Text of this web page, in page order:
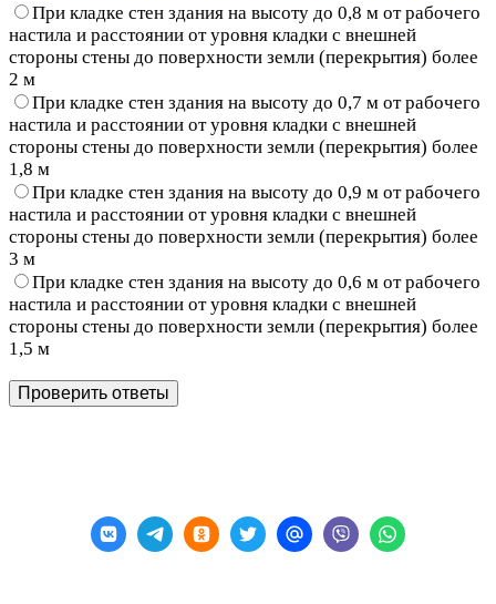
При кладке стен здания на высоту до 0,8 м от рабочего
настила и расстоянии от уровня кладки с внешней
стороны стены до поверхности земли (перекрытия) более
2 м
При кладке стен здания на высоту до 0,7 м от рабочего
настила и расстоянии от уровня кладки с внешней
стороны стены до поверхности земли (перекрытия) более
1,8 м
При кладке стен здания на высоту до 0,9 м от рабочего
настила и расстоянии от уровня кладки с внешней
стороны стены до поверхности земли (перекрытия) более
3 м
При кладке стен здания на высоту до 0,6 м от рабочего
настила и расстоянии от уровня кладки с внешней
стороны стены до поверхности земли (перекрытия) более
1,5 м